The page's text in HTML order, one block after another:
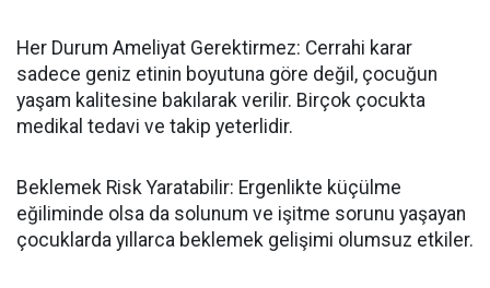
Her Durum Ameliyat Gerektirmez: Cerrahi karar
sadece geniz etinin boyutuna göre değil, çocuğun
yaşam kalitesine bakılarak verilir. Birçok çocukta
medikal tedavi ve takip yeterlidir.
Beklemek Risk Yaratabilir: Ergenlikte küçülme
eğiliminde olsa da solunum ve işitme sorunu yaşayan
çocuklarda yıllarca beklemek gelişimi olumsuz etkiler.